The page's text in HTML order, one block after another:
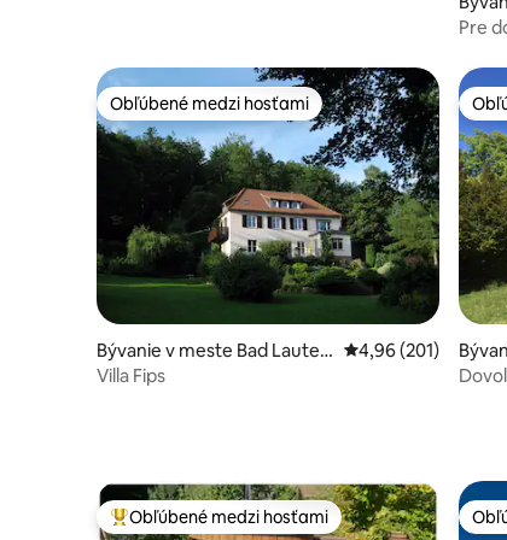
Pre
Obľúbené medzi hosťami
Obľúbené medzi hosťami
Bývanie v meste Bad Lauter
berg
Priemerné
4,96 (201)
Villa Fips
Najobľúbenejšie medzi hosťami
Obľúbené medzi hosťami